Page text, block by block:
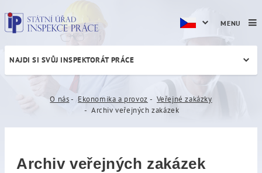
Archiv veřejných zakázek
NAJDI SI SVŮJ INSPEKTORÁT PRÁCE
O nás Ekonomika a provoz
Veřejné zakázky
Archiv veřejných zakázek
Archiv veřejných zakázek
MENU